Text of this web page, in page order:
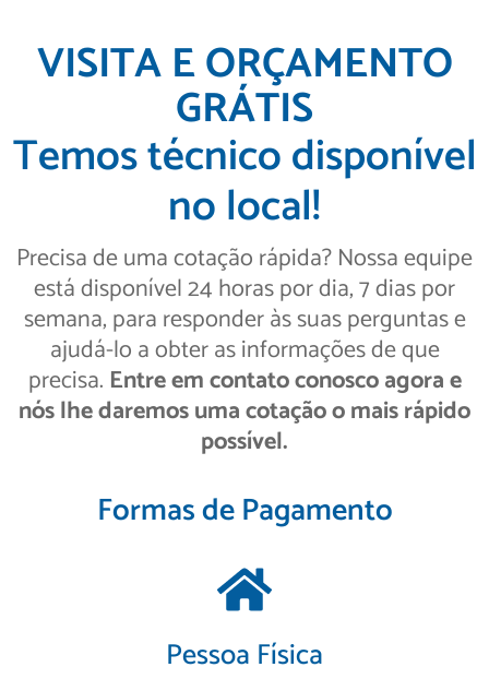
VISITA E ORÇAMENTO
GRÁTIS
Temos técnico disponível
no local!
Precisa de uma cotação rápida? Nossa equipe
está disponível 24 horas por dia, 7 dias por
semana, para responder às suas perguntas e
ajudá-lo a obter as informações de que
precisa. Entre em contato conosco agora e
nós lhe daremos uma cotação o mais rápido
possível.
Formas de Pagamento
Pessoa Física